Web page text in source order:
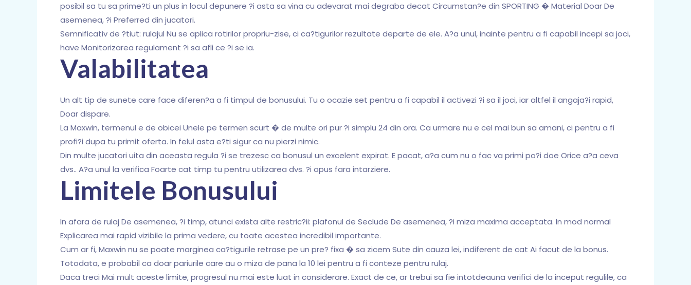
posibil sa tu sa prime?ti un plus in locul depunere ?i asta sa vina cu adevarat mai degraba decat Circumstan?e din SPORTING � Material Doar De
asemenea, ?i Preferred din jucatori.
Semnificativ de ?tiut: rulajul Nu se aplica rotirilor propriu-zise, ci ca?tigurilor rezultate departe de ele. A?a unul, inainte pentru a fi capabil incepi sa joci,
have Monitorizarea regulament ?i sa afli ce ?i se ia.
Valabilitatea
Un alt tip de sunete care face diferen?a a fi timpul de bonusului. Tu o ocazie set pentru a fi capabil il activezi ?i sa il joci, iar altfel il angaja?i rapid,
Doar dispare.
La Maxwin, termenul e de obicei Unele pe termen scurt � de multe ori pur ?i simplu 24 din ora. Ca urmare nu e cel mai bun sa amani, ci pentru a fi
profi?i dupa tu primit oferta. In felul asta e?ti sigur ca nu pierzi nimic.
Din multe jucatori uita din aceasta regula ?i se trezesc ca bonusul un excelent expirat. E pacat, a?a cum nu o fac va primi po?i doe Orice a?a ceva
dvs.. A?a unul la verifica Foarte cat timp tu pentru utilizarea dvs. ?i opus fara intarziere.
Limitele Bonusului
In afara de rulaj De asemenea, ?i timp, atunci exista alte restric?ii: plafonul de Seclude De asemenea, ?i miza maxima acceptata. In mod normal
Explicarea mai rapid vizibile la prima vedere, cu toate acestea incredibil importante.
Cum ar fi, Maxwin nu se poate marginea ca?tigurile retrase pe un pre? fixa � sa zicem Sute din cauza lei, indiferent de cat Ai facut de la bonus.
Totodata, e probabil ca doar pariurile care au o miza de pana la 10 lei pentru a fi conteze pentru rulaj.
Daca treci Mai mult aceste limite, progresul nu mai este luat in considerare. Exact de ce, ar trebui sa fie intotdeauna verifici de la inceput regulile, ca